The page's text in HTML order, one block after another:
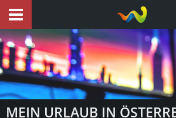
MEIN URLAUB IN